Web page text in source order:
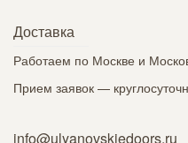
Доставка
Работаем по Москве и
Прием заявок —
info@ulyanovskiedoors.ru